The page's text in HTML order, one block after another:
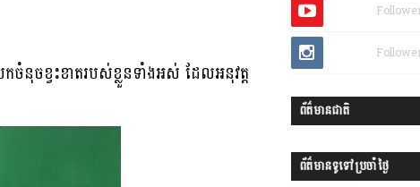
កចំនុចខ្វះខាតរបស់ខ្លួនទាំងអស់ ដែលអនុវត្ត
ព័ត៌មានជាតិ
ព័ត៌មានទូទៅប្រចាំថ្ងៃ